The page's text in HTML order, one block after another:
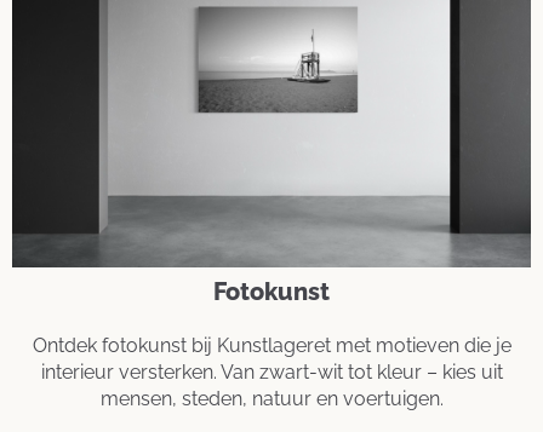
Fotokunst
Ontdek fotokunst bij Kunstlageret met motieven die je
interieur versterken. Van zwart-wit tot kleur – kies uit
mensen, steden, natuur en voertuigen.